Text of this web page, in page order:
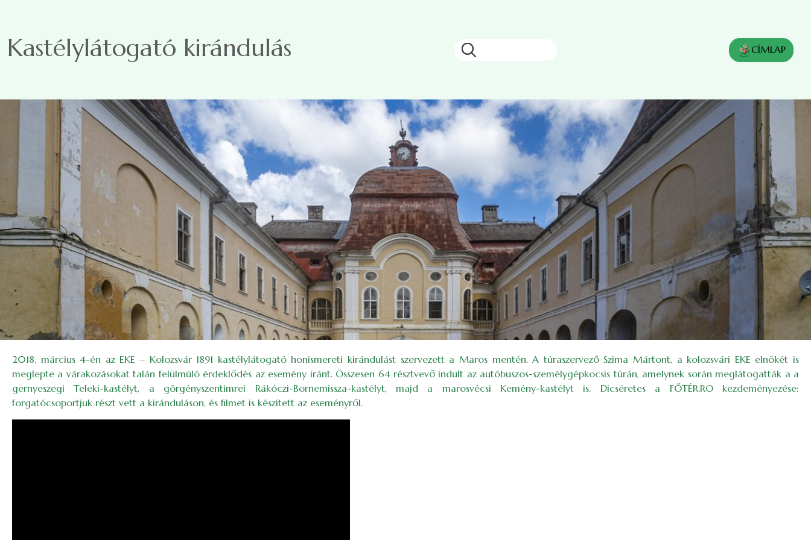
Kastélylátogató kirándulás CÍMLAP
2018. március 4-én az EKE – Kolozsvár 1891 kastélylátogató honismereti kirándulást szervezett a Maros mentén. A túraszervező Szima Mártont, a kolozsvári EKE elnökét is
meglepte a várakozásokat talán felülmúló érdeklődés az esemény iránt. Összesen 64 résztvevő indult az autóbuszos-személygépkocsis túrán, amelynek során meglátogatták a a
gernyeszegi Teleki-kastélyt, a görgényszentimrei Rákóczi-Bornemissza-kastélyt, majd a marosvécsi Kemény-kastélyt is. Dicséretes a FŐTÉR.RO kezdeményezése:
forgatócsoportjuk részt vett a kiránduláson, és filmet is készített az eseményről.